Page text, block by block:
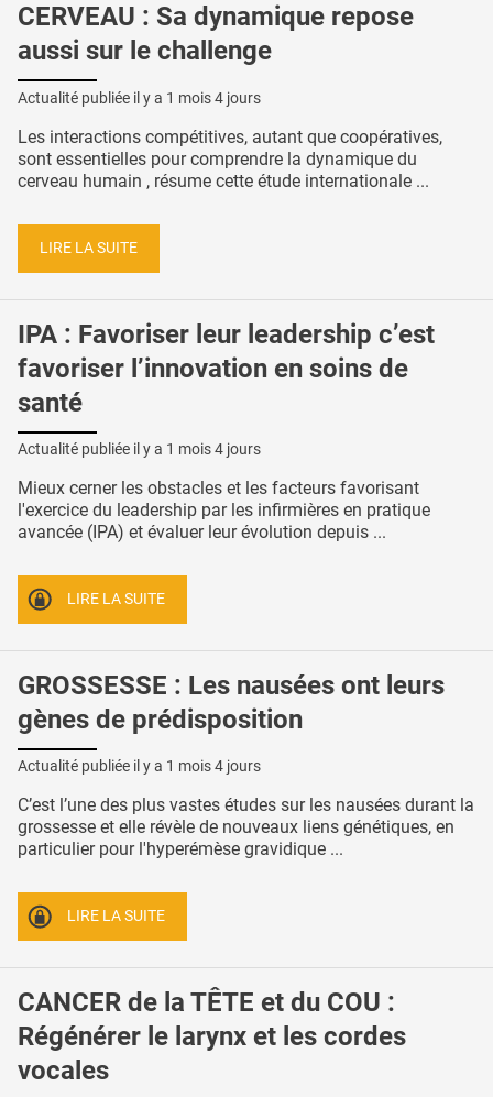
CERVEAU : Sa dynamique repose
aussi sur le challenge
Actualité publiée il y a 1 mois 4 jours
Les interactions compétitives, autant que coopératives,
sont essentielles pour comprendre la dynamique du
cerveau humain , résume cette étude internationale ...
LIRE LA SUITE
IPA : Favoriser leur leadership c’est
favoriser l’innovation en soins de
santé
Actualité publiée il y a 1 mois 4 jours
Mieux cerner les obstacles et les facteurs favorisant
l'exercice du leadership par les infirmières en pratique
avancée (IPA) et évaluer leur évolution depuis ...
LIRE LA SUITE
GROSSESSE : Les nausées ont leurs
gènes de prédisposition
Actualité publiée il y a 1 mois 4 jours
C’est l’une des plus vastes études sur les nausées durant la
grossesse et elle révèle de nouveaux liens génétiques, en
particulier pour l'hyperémèse gravidique ...
LIRE LA SUITE
CANCER de la TÊTE et du COU :
Régénérer le larynx et les cordes
vocales